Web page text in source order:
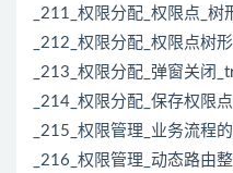
_211_权限分配_权限点_
_212_权限分配_权限点树
_213_权限分配_弹窗关闭
_214_权限分配_保存权限
_215_权限管理_业务流程
_216_权限管理_动态路由